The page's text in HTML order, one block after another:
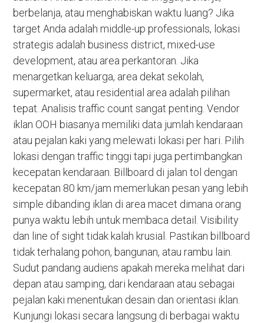
berbelanja, atau menghabiskan waktu luang? Jika
target Anda adalah middle-up professionals, lokasi
strategis adalah business district, mixed-use
development, atau area perkantoran. Jika
menargetkan keluarga, area dekat sekolah,
supermarket, atau residential area adalah pilihan
tepat. Analisis traffic count sangat penting. Vendor
iklan OOH biasanya memiliki data jumlah kendaraan
atau pejalan kaki yang melewati lokasi per hari. Pilih
lokasi dengan traffic tinggi tapi juga pertimbangkan
kecepatan kendaraan. Billboard di jalan tol dengan
kecepatan 80 km/jam memerlukan pesan yang lebih
simple dibanding iklan di area macet dimana orang
punya waktu lebih untuk membaca detail. Visibility
dan line of sight tidak kalah krusial. Pastikan billboard
tidak terhalang pohon, bangunan, atau rambu lain.
Sudut pandang audiens apakah mereka melihat dari
depan atau samping, dari kendaraan atau sebagai
pejalan kaki menentukan desain dan orientasi iklan.
Kunjungi lokasi secara langsung di berbagai waktu